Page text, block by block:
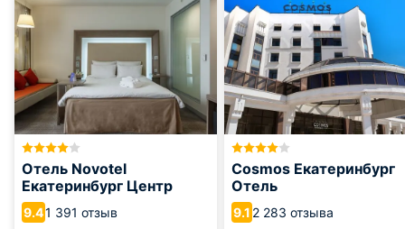
Отель Novotel
Екатеринбург Центр
9.41 391 отзыв
Cosmos Екатеринбург
Отель
9.1 2 283 отзыва